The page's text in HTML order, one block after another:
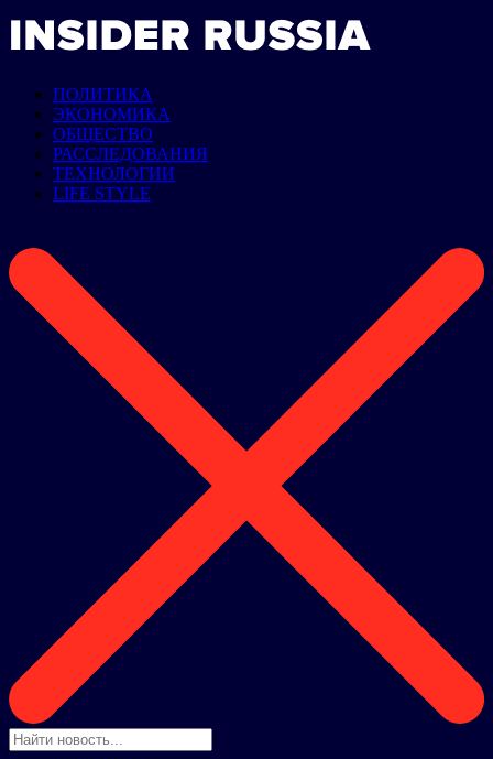
ПОЛИТИКА
ЭКОНОМИКА
ОБЩЕСТВО
РАССЛЕДОВАНИЯ
ТЕХНОЛОГИИ
LIFE STYLE